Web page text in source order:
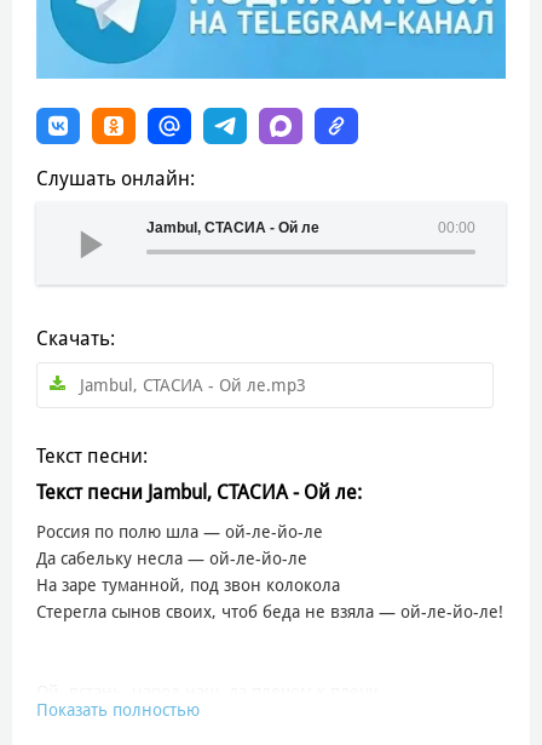
Слушать онлайн:
00:00
Jambul, СТАСИА - Ой ле
Скачать:
Jambul, СТАСИА - Ой ле.mp3
Текст песни:
Текст песни Jambul, СТАСИА - Ой ле:
Россия по полю шла — ой-ле-йо-ле
Да сабельку несла — ой-ле-йо-ле
На заре туманной, под звон колокола
Стерегла сынов своих, чтоб беда не взяла — ой-ле-йо-ле!
Где ветер свищет — там и меч блестит
Показать полностью